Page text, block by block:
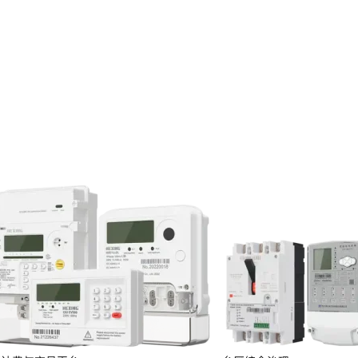
投资者关系
定期报告
临时公告
投资者保护
投资者互动